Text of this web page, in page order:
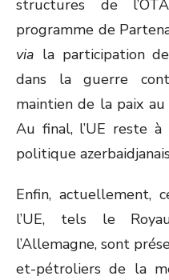
structures de
programme de
via la participation
dans la guerre
maintien de la paix
Au final, l’UE reste
politique
Enfin, actuellement,
l’UE, tels le
l’Allemagne, sont
et-pétroliers de la